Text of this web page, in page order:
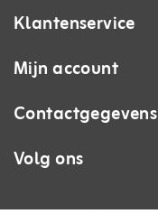
Klantenservice
Mijn account
Contactgegevens
Volg ons